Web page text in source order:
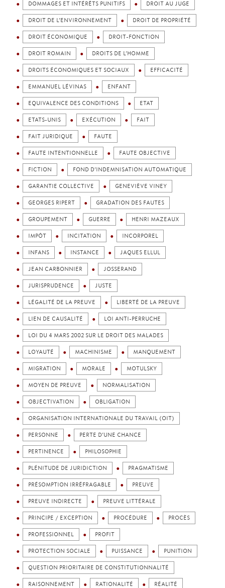
DOMMAGES ET INTÉRÊTS PUNITIFS DROIT AU JUGE
DROIT DE L’ENVIRONNEMENT DROIT DE PROPRIÉTÉ
DROIT ÉCONOMIQUE DROIT-FONCTION
DROIT ROMAIN DROITS DE L’HOMME
DROITS ÉCONOMIQUES ET SOCIAUX EFFICACITÉ
EMMANUEL LÉVINAS ENFANT
EQUIVALENCE DES CONDITIONS ETAT
ETATS-UNIS EXÉCUTION FAIT
FAIT JURIDIQUE FAUTE
FAUTE INTENTIONNELLE FAUTE OBJECTIVE
FICTION FOND D’INDEMNISATION AUTOMATIQUE
GARANTIE COLLECTIVE GENEVIÈVE VINEY
GEORGES RIPERT GRADATION DES FAUTES
GROUPEMENT GUERRE HENRI MAZEAUX
IMPÔT INCITATION INCORPOREL
INFANS INSTANCE JAQUES ELLUL
JEAN CARBONNIER JOSSERAND
JURISPRUDENCE JUSTE
LÉGALITÉ DE LA PREUVE LIBERTÉ DE LA PREUVE
LIEN DE CAUSALITÉ LOI ANTI-PERRUCHE
LOI DU 4 MARS 2002 SUR LE DROIT DES MALADES
LOYAUTÉ MACHINISME MANQUEMENT
MIGRATION MORALE MOTULSKY
MOYEN DE PREUVE NORMALISATION
OBJECTIVATION OBLIGATION
ORGANISATION INTERNATIONALE DU TRAVAIL (OIT)
PERSONNE PERTE D’UNE CHANCE
PERTINENCE PHILOSOPHIE
PLÉNITUDE DE JURIDICTION PRAGMATISME
PRÉSOMPTION IRRÉFRAGABLE PREUVE
PREUVE INDIRECTE PREUVE LITTÉRALE
PRINCIPE / EXCEPTION PROCÉDURE PROCÈS
PROFESSIONNEL PROFIT
PROTECTION SOCIALE PUISSANCE PUNITION
QUESTION PRIORITAIRE DE CONSTITUTIONNALITÉ
RAISONNEMENT RATIONALITÉ RÉALITÉ